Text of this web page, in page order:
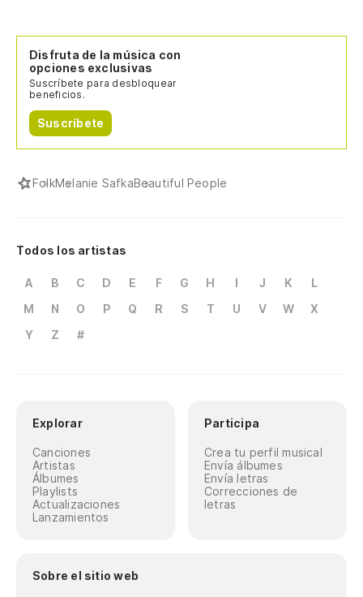
Disfruta de la música con
opciones exclusivas
Suscríbete para desbloquear
beneficios.
Suscríbete
FolkMelanie SafkaBeautiful People
Todos los artistas
A B C D E F G H I J K
L
M
N O P Q R S T U V W
X
Y
Z #
Explorar
Canciones
Artistas
Álbumes
Playlists
Actualizaciones
Lanzamientos
Participa
Crea tu perfil musical
Envía álbumes
Envía letras
Correcciones de
letras
Sobre el sitio web